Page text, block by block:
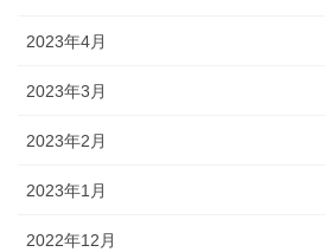
2023年4月
2023年3月
2023年2月
2023年1月
2022年12月